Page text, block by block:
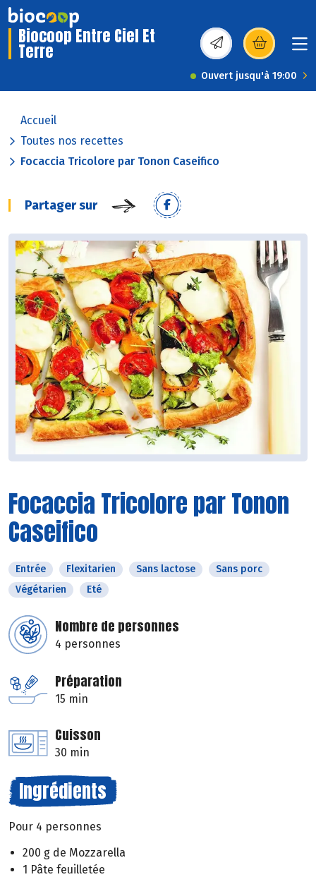
Biocoop Entre Ciel Et
Terre (s’ouvre dans une
Ouvert jusqu'à 19:00
Accueil
Toutes nos recettes
Focaccia Tricolore par Tonon Caseifico
Partager sur
Focaccia Tricolore par Tonon
Caseifico
Entrée Flexitarien Sans lactose
Sans porc
Végétarien
Eté
Nombre de personnes
4 personnes
Préparation
15 min
Cuisson
30 min
Ingrédients
Pour 4 personnes
200 g de Mozzarella
1 Pâte feuilletée